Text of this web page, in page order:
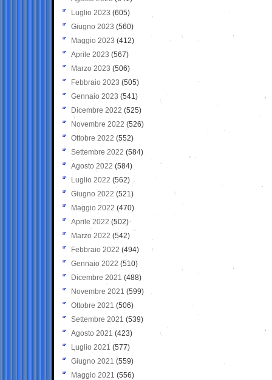
Luglio 2023 (605)
Giugno 2023 (560)
Maggio 2023 (412)
Aprile 2023 (567)
Marzo 2023 (506)
Febbraio 2023 (505)
Gennaio 2023 (541)
Dicembre 2022 (525)
Novembre 2022 (526)
Ottobre 2022 (552)
Settembre 2022 (584)
Agosto 2022 (584)
Luglio 2022 (562)
Giugno 2022 (521)
Maggio 2022 (470)
Aprile 2022 (502)
Marzo 2022 (542)
Febbraio 2022 (494)
Gennaio 2022 (510)
Dicembre 2021 (488)
Novembre 2021 (599)
Ottobre 2021 (506)
Settembre 2021 (539)
Agosto 2021 (423)
Luglio 2021 (577)
Giugno 2021(559)
Maggio 2021 (556)